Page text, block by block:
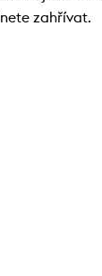
zahřívat.